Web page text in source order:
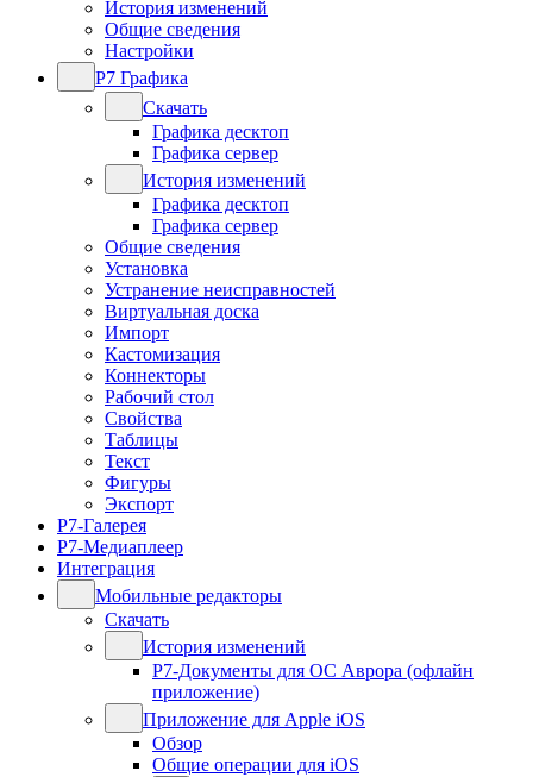
История изменений
Общие сведения
Настройки
Р7 Графика
Скачать
Графика десктоп
Графика сервер
История изменений
Графика десктоп
Графика сервер
Общие сведения
Установка
Устранение неисправностей
Виртуальная доска
Импорт
Кастомизация
Коннекторы
Рабочий стол
Свойства
Таблицы
Текст
Фигуры
Экспорт
Р7-Галерея
Р7-Медиаплеер
Интеграция
Мобильные редакторы
Скачать
История изменений
Р7-Документы для ОС Аврора (офлайн
приложение)
Приложение для Apple iOS
Обзор
Общие операции для iOS